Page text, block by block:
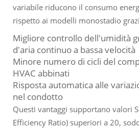
variabile riducono il consumo
rispetto ai modelli monostadio
Migliore controllo dell'umidità
d'aria continuo a bassa velocità
Minore numero di cicli del
HVAC abbinati
Risposta automatica alle
nel condotto
Questi vantaggi supportano valori
Efficiency Ratio) superiori a 20,